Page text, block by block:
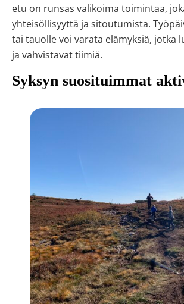
etu on runsas valikoima toimintaa,
yhteisöllisyyttä ja sitoutumista.
tai tauolle voi varata elämyksiä, jotka
ja vahvistavat tiimiä.
Syksyn suosituimmat